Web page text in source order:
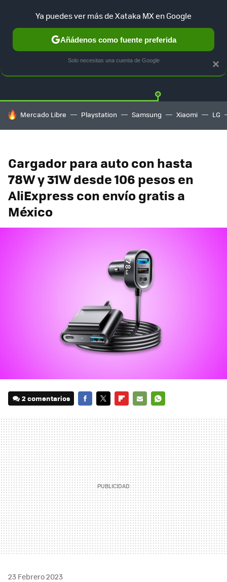
GUÍA DE COMPRAS MERCADO LIBRE
HOY SE HABLA DE
Mercado Libre Playstation Samsung Xiaomi LG
Cargador para auto con hasta
78W y 31W desde 106 pesos en
AliExpress con envío gratis a
México
2 comentarios
MAIL
23 Febrero 2023
×
Ya puedes ver más de Xataka MX en Google
Añádenos como fuente preferida
Solo necesitas una cuenta de Google